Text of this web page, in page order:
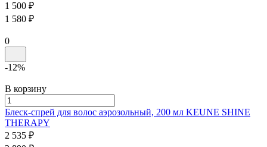
1 500 ₽
1 580 ₽
0
-12%
В корзину
Блеск-спрей для волос аэрозольный, 200 мл KEUNE SHINE
THERAPY
2 535 ₽